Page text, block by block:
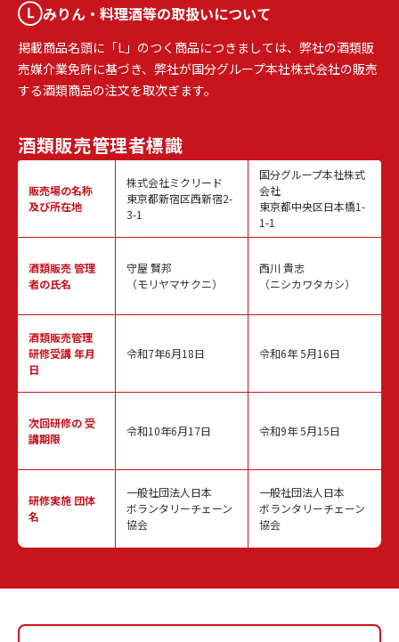
みりん・料理酒等の取扱いについて
掲載商品名頭に「L」のつく商品につきましては、弊社の酒類販
売媒介業免許に基づき、弊社が国分グループ本社株式会社の販売
する酒類商品の注文を取次ぎます。
酒類販売管理者標識
販売場の名称
及び所在地
酒類販売管理
者の氏名
酒類販売管理
研修受講 年月
日
次回研修の受
講期限
研修実施 団体
名
株式会社ミクリード
東京都新宿区西新宿2-
3-1
守屋 賢邦
（モリヤマサクニ）
令和7年6月18日
令和10年6月17日
一般社団法人日本
ボランタリーチェーン
協会
国分グループ本社株式
会社
東京都中央区日本橋1-
1-1
西川 貴志
（ニシカワタカシ）
令和6年 5月16日
令和9年 5月15日
一般社団法人日本
ボランタリーチェーン
協会